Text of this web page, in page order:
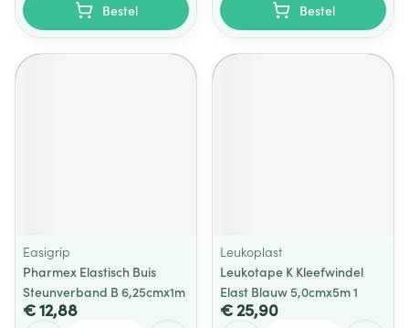
Bestel Bestel
Easigrip
Pharmex Elastisch Buis
Steunverband B 6,25cmx1m
€ 12,88
Leukoplast
Leukotape K Kleefwindel
Elast Blauw 5,0cmx5m 1
€ 25,90